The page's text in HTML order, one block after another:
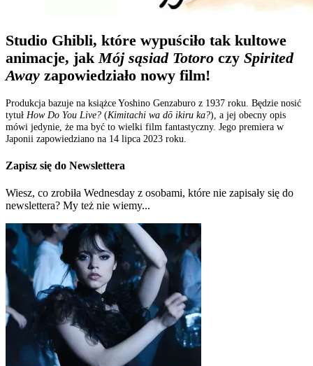
Studio Ghibli, które wypuściło tak kultowe
animacje, jak Mój sąsiad Totoro czy Spirited
Away zapowiedziało nowy film!
Produkcja bazuje na książce Yoshino Genzaburo z 1937 roku. Będzie nosić
tytuł How Do You Live? (Kimitachi wa dō ikiru ka?), a jej obecny opis
mówi jedynie, że ma być to wielki film fantastyczny. Jego premiera w
Japonii zapowiedziano na 14 lipca 2023 roku.
Zapisz się do Newslettera
Wiesz, co zrobiła Wednesday z osobami, które nie zapisały się do
newslettera? My też nie wiemy...